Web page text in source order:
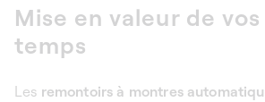
Mise en valeur de
temps
Les remontoirs à montres